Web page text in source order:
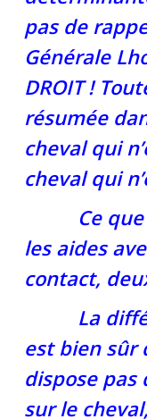
pas de
Générale
DROIT !
résumée
cheval qui
cheval qui
Ce que
les aides
contact,
La
est bien sûr
dispose pas
sur le